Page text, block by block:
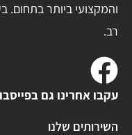
והמקצועי ביותר בתחום.
רב.
עקבו אחרינו גם
השירותים שלנו